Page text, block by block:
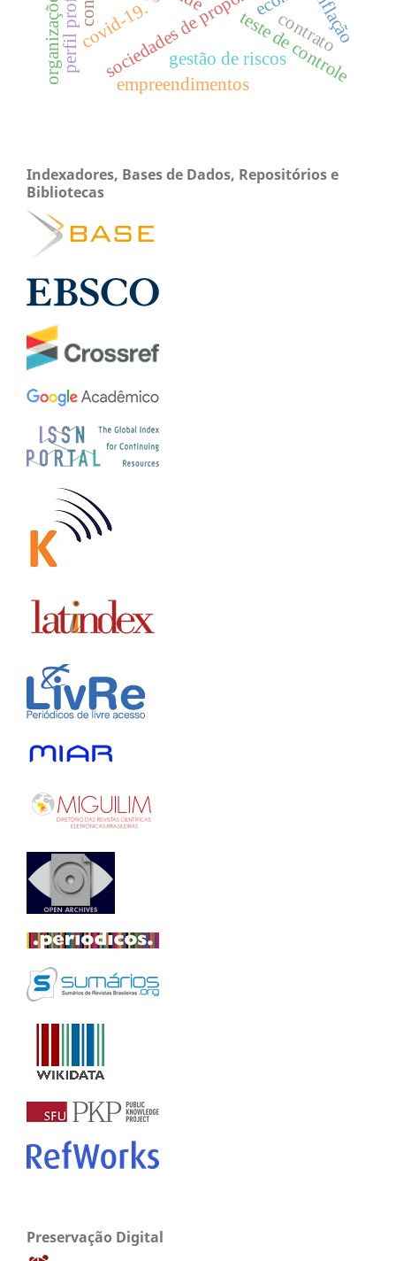
covid-19. teste de controle
gestão de riscos
empreendimentos
contrato
inflação
Indexadores, Bases de Dados, Repositórios e
Bibliotecas
Preservação Digital